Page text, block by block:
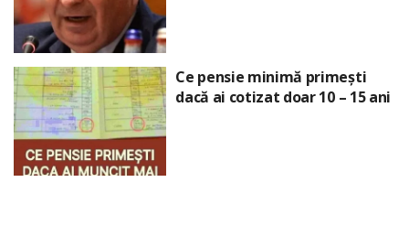
Ce pensie minimă primești
dacă ai cotizat doar 10 – 15 ani